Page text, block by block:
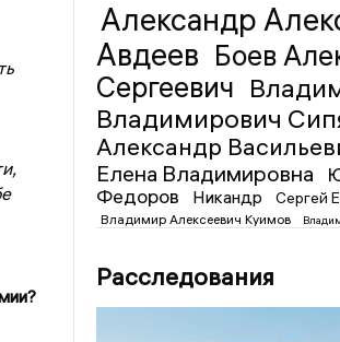
Александр
Авдеев Боев
Сергеевич
Владимирович
Александр
Елена Владимировна
Федоров
Никандр Сергей
Владимир Алексеевич Куимов
Расследования